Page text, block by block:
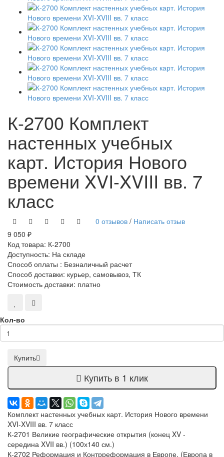
К-2700 Комплект
настенных учебных
карт. История Нового
времени XVI-XVIII вв. 7
класс
0 отзывов / Написать отзыв
9 050 ₽
Код товара: К-2700
Доступность: На складе
Способ оплаты : Безналичный расчет
Способ доставки: курьер, самовывоз, ТК
Стоимость доставки: платно
Кол-во
Купить
Купить в 1 клик
Комплект настенных учебных карт. История Нового времени
XVI-XVIII вв. 7 класс
К-2701 Великие географические открытия (конец XV -
середина XVII вв.) (100х140 см.)
К-2702 Реформация и Контрреформация в Европе. (Европа в